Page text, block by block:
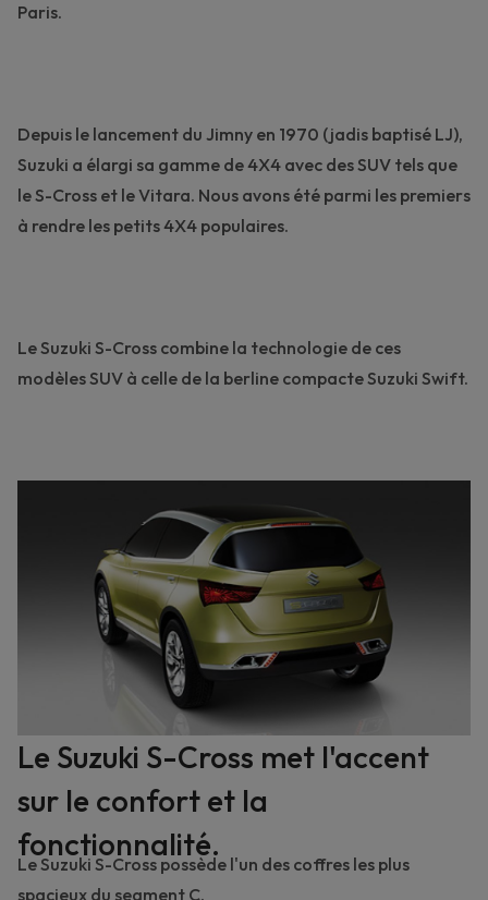
Paris.
Depuis le lancement du Jimny en 1970 (jadis baptisé LJ),
Suzuki a élargi sa gamme de 4X4 avec des SUV tels que
leS-Cross et leVitara. Nous avons été parmi les premiers
à rendre les petits 4X4 populaires.
Le Suzuki S-Cross combine la technologie de ces
modèles SUV à celle de la berline compacteSuzuki Swift.
Le Suzuki S-Cross met l'accent
sur le confort et la
fonctionnalité.
Le Suzuki S-Cross possède l'un des coffres les plus
spacieux du segment C.